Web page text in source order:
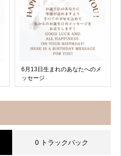
6月13日生まれのあなたへのメ
ッセージ
0 トラックバック